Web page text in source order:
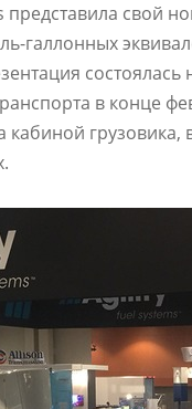
представила свой
галлонных
состоялась
в конце
грузовика,